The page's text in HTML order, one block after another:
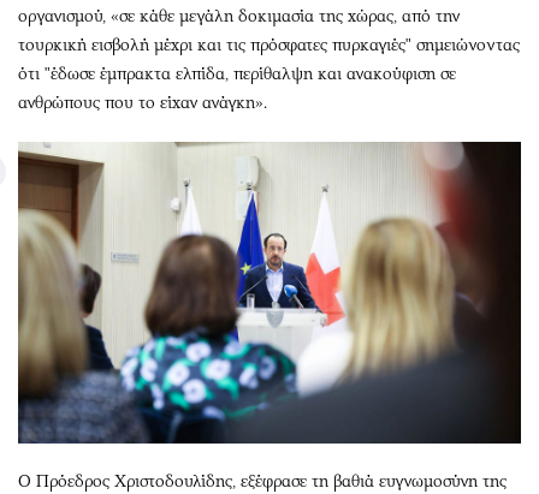
οργανισμού, «σε κάθε μεγάλη δοκιμασία της χώρας, από την
τουρκική εισβολή μέχρι και τις πρόσφατες πυρκαγιές" σημειώνοντας
ότι "έδωσε έμπρακτα ελπίδα, περίθαλψη και ανακούφιση σε
ανθρώπους που το είχαν ανάγκη».
Ο Πρόεδρος Χριστοδουλίδης, εξέφρασε τη βαθιά ευγνωμοσύνη της